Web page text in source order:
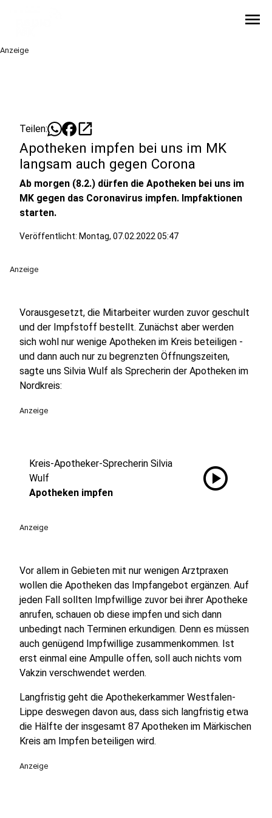
menu
Anzeige
Teilen: open_in_new
Apotheken impfen bei uns im MK
langsam auch gegen Corona
Ab morgen (8.2.) dürfen die Apotheken bei uns im
MK gegen das Coronavirus impfen. Impfaktionen
starten.
Veröffentlicht: Montag, 07.02.2022 05:47
Anzeige
Vorausgesetzt, die Mitarbeiter wurden zuvor geschult
und der Impfstoff bestellt. Zunächst aber werden
sich wohl nur wenige Apotheken im Kreis beteiligen -
und dann auch nur zu begrenzten Öffnungszeiten,
sagte uns Silvia Wulf als Sprecherin der Apotheken im
Nordkreis:
Anzeige
Kreis-Apotheker-Sprecherin Silvia
Wulf
Apotheken impfen
play_circle
Anzeige
Vor allem in Gebieten mit nur wenigen Arztpraxen
wollen die Apotheken das Impfangebot ergänzen. Auf
jeden Fall sollten Impfwillige zuvor bei ihrer Apotheke
anrufen, schauen ob diese impfen und sich dann
unbedingt nach Terminen erkundigen. Denn es müssen
auch genügend Impfwillige zusammenkommen. Ist
erst einmal eine Ampulle offen, soll auch nichts vom
Vakzin verschwendet werden.
Langfristig geht die Apothekerkammer Westfalen-
Lippe deswegen davon aus, dass sich langfristig etwa
die Hälfte der insgesamt 87 Apotheken im Märkischen
Kreis am Impfen beteiligen wird.
Anzeige